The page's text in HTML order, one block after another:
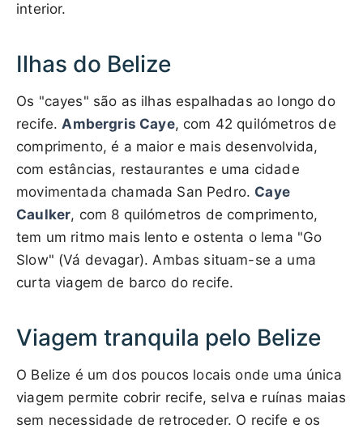
interior.
Ilhas do Belize
Os "cayes" são as ilhas espalhadas ao longo do
recife.Ambergris Caye, com 42 quilómetros de
comprimento, é a maior e mais desenvolvida,
com estâncias, restaurantes e uma cidade
movimentada chamada San Pedro. Caye
Caulker, com 8 quilómetros de comprimento,
tem um ritmo mais lento e ostenta o lema "Go
Slow" (Vá devagar). Ambas situam-se a uma
curta viagem de barco do recife.
Viagem tranquila pelo Belize
O Belize é um dos poucos locais onde uma única
viagem permite cobrir recife, selva e ruínas maias
sem necessidade de retroceder. O recife e os